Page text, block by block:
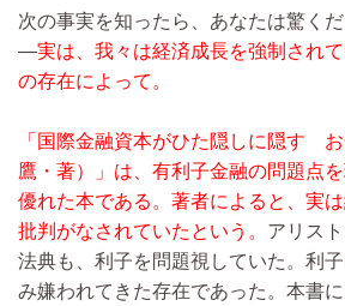
次の事実を知ったら、あなたは驚くだ
―実は、我々は経済成長を強制され
の存在によって。
「国際金融資本がひた隠しに隠す
鷹・著）」は、有利子金融の問題点
優れた本である。著者によると、実
批判がなされていたという。 アリス
法典も、利子を問題視していた。利
み嫌われてきた存在であった。本書